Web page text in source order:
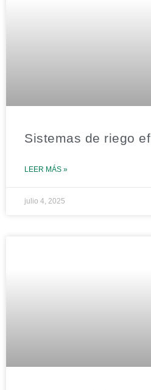
Sistemas de riego
LEER MÁS »
julio 4, 2025